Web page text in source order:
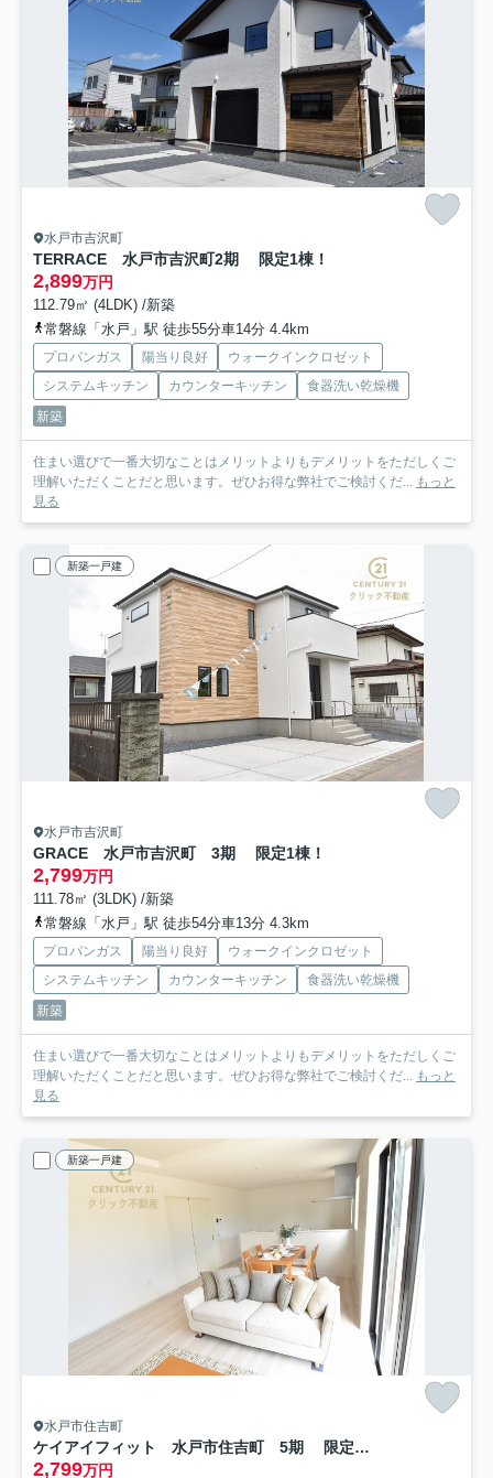
水戸市吉沢町
TERRACE 水戸市吉沢町2期 限定1棟！
2,899万円
112.79㎡ (4LDK) /新築
常磐線「水戸」駅 徒歩55分車14分 4.4km
プロパンガス 陽当り良好
ウォークインクロゼット
システムキッチン
カウンターキッチン
食器洗い乾燥機
新築
住まい選びで一番大切なことはメリットよりもデメリットをただしくご
理解いただくことだと思います。ぜひお得な弊社でご検討くだ... もっと
見る
新築一戸建
水戸市吉沢町
GRACE 水戸市吉沢町 3期 限定1棟！
2,799万円
111.78㎡ (3LDK) /新築
常磐線「水戸」駅 徒歩54分車13分 4.3km
プロパンガス 陽当り良好
ウォークインクロゼット
システムキッチン
カウンターキッチン
食器洗い乾燥機
新築
住まい選びで一番大切なことはメリットよりもデメリットをただしくご
理解いただくことだと思います。ぜひお得な弊社でご検討くだ... もっと
見る
新築一戸建
水戸市住吉町
ケイアイフィット 水戸市住吉町 5期 限定1棟！
2,799万円